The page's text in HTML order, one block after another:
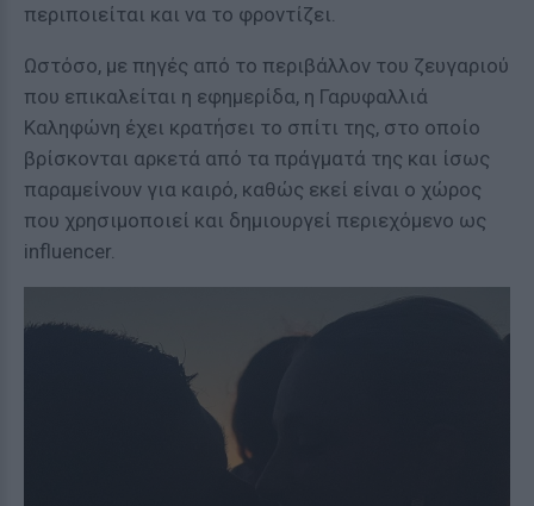
περιποιείται και να το φροντίζει.
Ωστόσο, με πηγές από το περιβάλλον του ζευγαριού
που επικαλείται η εφημερίδα, η Γαρυφαλλιά
Καληφώνη έχει κρατήσει το σπίτι της, στο οποίο
βρίσκονται αρκετά από τα πράγματά της και ίσως
παραμείνουν για καιρό, καθώς εκεί είναι ο χώρος
που χρησιμοποιεί και δημιουργεί περιεχόμενο ως
influencer.